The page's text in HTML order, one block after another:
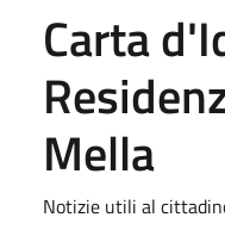
Carta
Mella
Notizie utili al